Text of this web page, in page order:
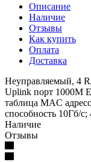
Описание
Наличие
Отзывы
Как купить
Оплата
Доставка
Неуправляемый, 4
Uplink порт 1000М
таблица MAC
способность 10Гб/
Наличие
Отзывы